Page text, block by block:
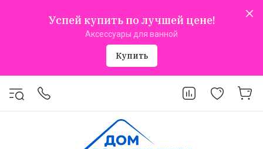
Успей купить по лучшей цене!
Аксессуары для ванной
Купить